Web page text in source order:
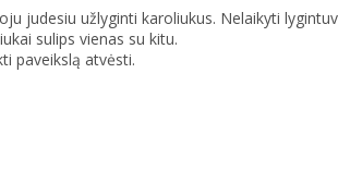
judesiu užlyginti karoliukus. Nelaikyti
sulips vienas su kitu.
paveikslą atvėsti.